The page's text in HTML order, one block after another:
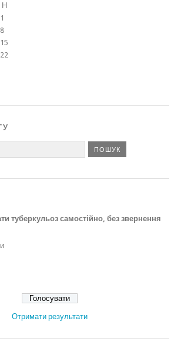
Н
1
8
15
22
туберкульоз самостійно, без звернення
Отримати результати